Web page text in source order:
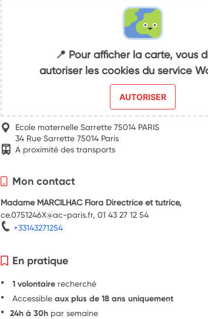
📍 Pour afficher la carte, vous
autoriser les cookies du service
AUTORISER
Ecole maternelle Sarrette 75014 PARIS
34 Rue Sarrette 75014 Paris
A proximité des transports
Mon contact
Madame MARCILHAC Flora Directrice et tutrice,
ce.0751246X@ac-paris.fr, 01 43 27 12 54
+33143271254
En pratique
1 volontaire recherché
Accessibleaux plus de 18 ans uniquement
24h à 30h par semaine